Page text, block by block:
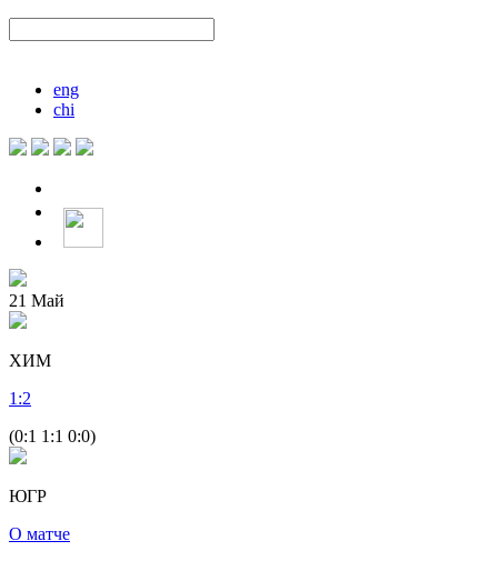
eng
chi
21 Май
ХИМ
1 :2
(0:1 1:1 0:0)
ЮГР
О матче